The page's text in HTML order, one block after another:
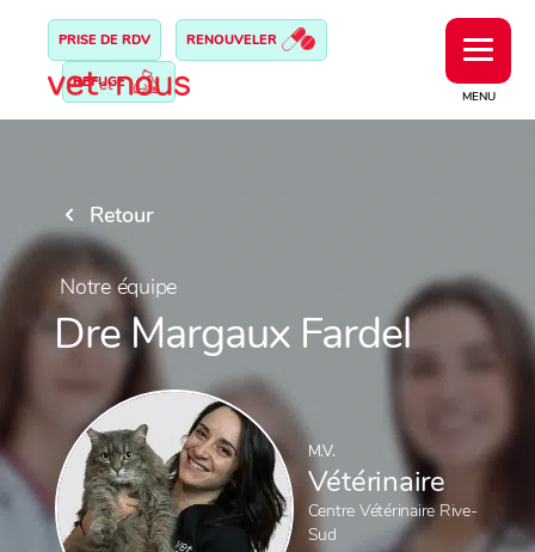
MENU
PRISE DE RDV RENOUVELER
REFUGE
Retour
Notre équipe
Dre Margaux Fardel
M.V.
Vétérinaire
Centre Vétérinaire Rive-
Sud